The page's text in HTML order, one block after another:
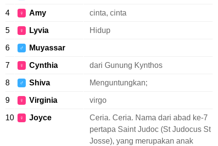
4 ♀ Amy cinta, cinta
5 ♀ Lyvia Hidup
6 ♂ Muyassar
7 ♀ Cynthia dari Gunung Kynthos
8 ♂ Shiva Menguntungkan;
9 ♀ Virginia virgo
10 ♀ Joyce
Ceria. Ceria. Nama dari abad ke-7
pertapa Saint Judoc (St Judocus St
Josse), yang merupakan anak